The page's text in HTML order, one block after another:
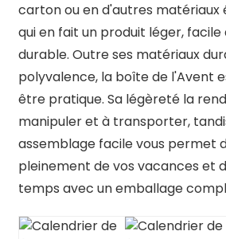
carton ou en d'autres matériaux
qui en fait un produit léger,
durable. Outre ses matériaux
polyvalence, la boîte de l'Avent
être pratique. Sa légèreté la
manipuler et à transporter,
assemblage facile vous permet
pleinement de vos vacances et
temps avec un emballage